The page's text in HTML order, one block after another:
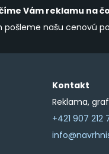
Vám reklamu na
našu cenovú
Kontakt
Reklama,
+421 907 212